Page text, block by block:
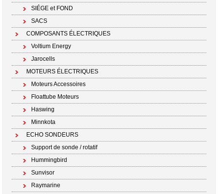
SIÉGE et FOND
SACS
COMPOSANTS ÉLECTRIQUES
Voltium Energy
Jarocells
MOTEURS ÉLECTRIQUES
Moteurs Accessoires
Floattube Moteurs
Haswing
Minnkota
ECHO SONDEURS
Support de sonde / rotatif
Hummingbird
Sunvisor
Raymarine